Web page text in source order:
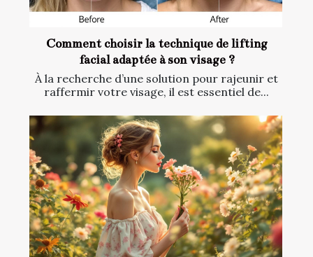
Comment choisir la technique de lifting
facial adaptée à son visage ?
À la recherche d’une solution pour rajeunir et
raffermir votre visage, il est essentiel de...